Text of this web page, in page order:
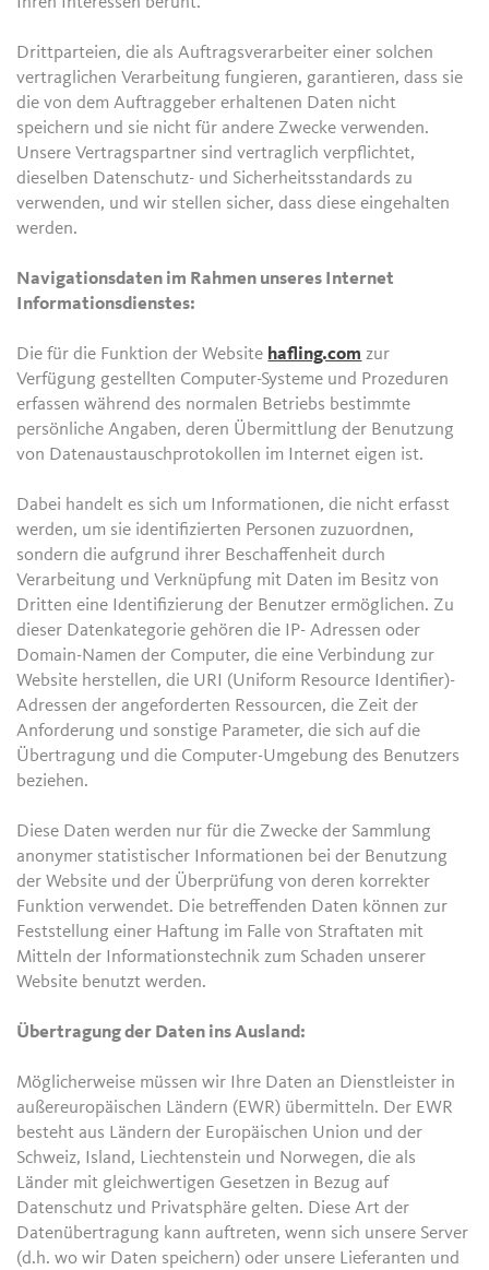
Drittparteien, die als Auftragsverarbeiter einer solchen
vertraglichen Verarbeitung fungieren, garantieren, dass sie
die von dem Auftraggeber erhaltenen Daten nicht
speichern und sie nicht für andere Zwecke verwenden.
Unsere Vertragspartner sind vertraglich verpflichtet,
dieselben Datenschutz- und Sicherheitsstandards zu
verwenden, und wir stellen sicher, dass diese eingehalten
werden.
Navigationsdaten im Rahmen unseres Internet
Informationsdienstes:
Die für die Funktion der Website hafling.com zur
Verfügung gestellten Computer-Systeme und Prozeduren
erfassen während des normalen Betriebs bestimmte
persönliche Angaben, deren Übermittlung der Benutzung
von Datenaustauschprotokollen im Internet eigen ist.
Dabei handelt es sich um Informationen, die nicht erfasst
werden, um sie identifizierten Personen zuzuordnen,
sondern die aufgrund ihrer Beschaffenheit durch
Verarbeitung und Verknüpfung mit Daten im Besitz von
Dritten eine Identifizierung der Benutzer ermöglichen. Zu
dieser Datenkategorie gehören die IP- Adressen oder
Domain-Namen der Computer, die eine Verbindung zur
Website herstellen, die URI (Uniform Resource Identifier)-
Adressen der angeforderten Ressourcen, die Zeit der
Anforderung und sonstige Parameter, die sich auf die
Übertragung und die Computer-Umgebung des Benutzers
beziehen.
Diese Daten werden nur für die Zwecke der Sammlung
anonymer statistischer Informationen bei der Benutzung
der Website und der Überprüfung von deren korrekter
Funktion verwendet. Die betreffenden Daten können zur
Feststellung einer Haftung im Falle von Straftaten mit
Mitteln der Informationstechnik zum Schaden unserer
Website benutzt werden.
Übertragung der Daten ins Ausland:
Möglicherweise müssen wir Ihre Daten an Dienstleister in
außereuropäischen Ländern (EWR) übermitteln. Der EWR
besteht aus Ländern der Europäischen Union und der
Schweiz, Island, Liechtenstein und Norwegen, die als
Länder mit gleichwertigen Gesetzen in Bezug auf
Datenschutz und Privatsphäre gelten. Diese Art der
Datenübertragung kann auftreten, wenn sich unsere Server
(d.h. wo wir Daten speichern) oder unsere Lieferanten und